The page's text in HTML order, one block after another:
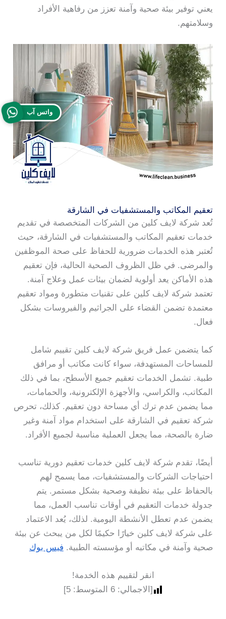
يعني توفير بيئة صحية وآمنة تعزز من رفاهية الأفراد
وسلامتهم.
تعقيم المكاتب والمستشفيات في الشارقة
تُعد شركة لايف كلين من الشركات المتخصصة في تقديم
خدمات تعقيم المكاتب والمستشفيات في الشارقة، حيث
تُعتبر هذه الخدمات ضرورية للحفاظ على صحة الموظفين
والمرضى. في ظل الظروف الصحية الحالية، فإن تعقيم
هذه الأماكن يعد أولوية لضمان بيئات عمل وعلاج آمنة.
تعتمد شركة لايف كلين على تقنيات متطورة ومواد تعقيم
معتمدة تضمن القضاء على الجراثيم والفيروسات بشكل
فعال.
كما يتضمن عمل فريق شركة لايف كلين تقييم شامل
للمساحات المستهدفة، سواء كانت مكاتب أو مرافق
طبية. تشمل الخدمات تعقيم جميع الأسطح، بما في ذلك
المكاتب، والكراسي، والأجهزة الإلكترونية، والحمامات،
مما يضمن عدم ترك أي مساحة دون تعقيم. كذلك، تحرص
شركة تعقيم في الشارقة على استخدام مواد آمنة وغير
ضارة بالصحة، مما يجعل العملية مناسبة لجميع الأفراد.
أيضًا، تقدم شركة لايف كلين خدمات تعقيم دورية تناسب
احتياجات الشركات والمستشفيات، مما يسمح لهم
بالحفاظ على بيئة نظيفة وصحية بشكل مستمر. يتم
جدولة خدمات التعقيم في أوقات تناسب العمل، مما
يضمن عدم تعطل الأنشطة اليومية. لذلك، يُعد الاعتماد
على شركة لايف كلين خيارًا حكيمًا لكل من يبحث عن بيئة
صحية وآمنة في مكاتبه أو مؤسسته الطبية. فيس بوك
انقر لتقييم هذه الخدمة!
[الاجمالي:6 المتوسط:5
]
واتس آب